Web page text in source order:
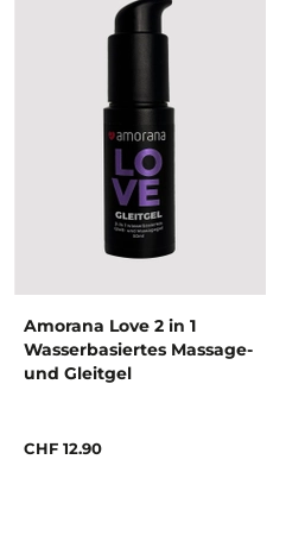
Amorana Love 2 in 1
Wasserbasiertes Massage-
und Gleitgel
CHF 12.90